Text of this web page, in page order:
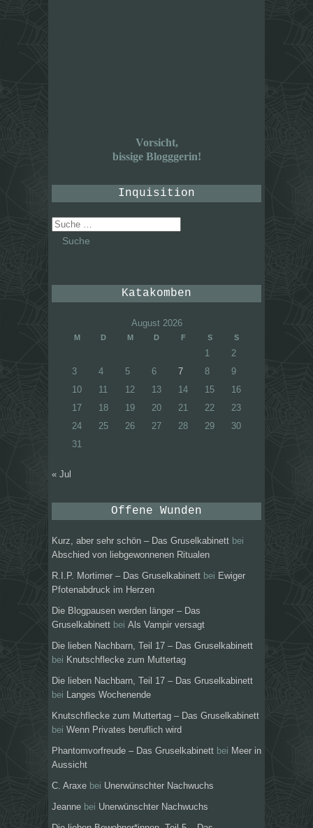
Vorsicht,
bissige Blogggerin!
Inquisition
Suche
nach:
Katakomben
August 2026
M D M D F S S
1
2
3
4 5 6 7 8
9
10
11 12 13 14 15
16
17
18 19 20 21 22
23
24
25 26 27 28 29
30
31
« Jul
Offene Wunden
Kurz, aber sehr schön – Das Gruselkabinett bei
Abschied von liebgewonnenen Ritualen
R.I.P. Mortimer – Das Gruselkabinett bei Ewiger
Pfotenabdruck im Herzen
Die Blogpausen werden länger – Das
Gruselkabinett bei Als Vampir versagt
Die lieben Nachbarn, Teil 17 – Das Gruselkabinett
bei Knutschflecke zum Muttertag
Die lieben Nachbarn, Teil 17 – Das Gruselkabinett
bei
Langes Wochenende
Knutschflecke zum Muttertag – Das Gruselkabinett
bei Wenn Privates beruflich wird
Phantomvorfreude – Das Gruselkabinett bei Meer in
Aussicht
C. Araxe bei Unerwünschter Nachwuchs
Jeanne bei Unerwünschter Nachwuchs